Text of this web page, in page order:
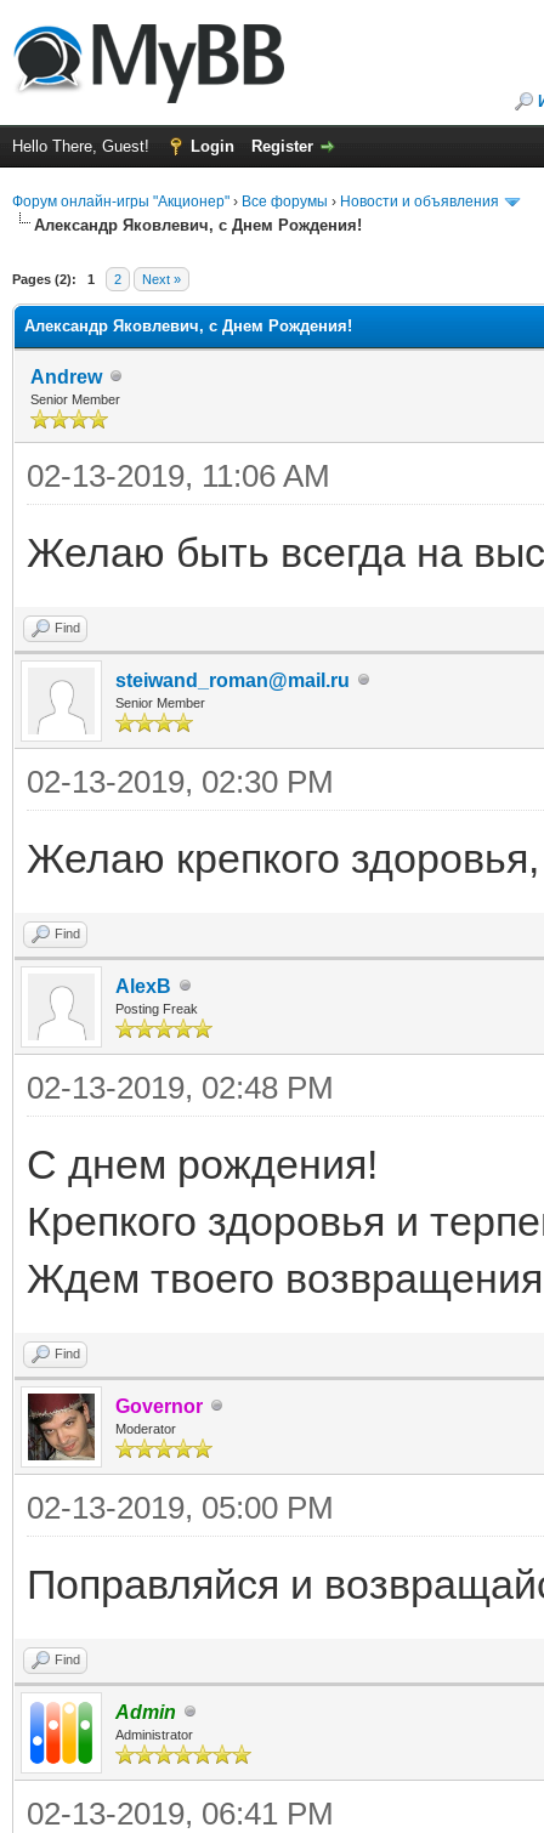
Hello There, Guest! Login Register
Форум онлайн-игры "Акционер" › Все форумы › Новости и объявления
Александр Яковлевич, с Днем Рождения!
Pages (2): 1 2 Next »
Александр Яковлевич, с Днем Рождения!
Andrew
Senior Member
02-13-2019, 11:06 AM
Желаю быть всегда на
Find
steiwand_roman@mail.ru
Senior Member
02-13-2019, 02:30 PM
Желаю крепкого
Find
AlexB
Posting Freak
02-13-2019, 02:48 PM
С днем рождения!
Крепкого здоровья и
Ждем твоего
Find
Governor
Moderator
02-13-2019, 05:00 PM
Поправляйся и
Find
Admin
Administrator
02-13-2019, 06:41 PM